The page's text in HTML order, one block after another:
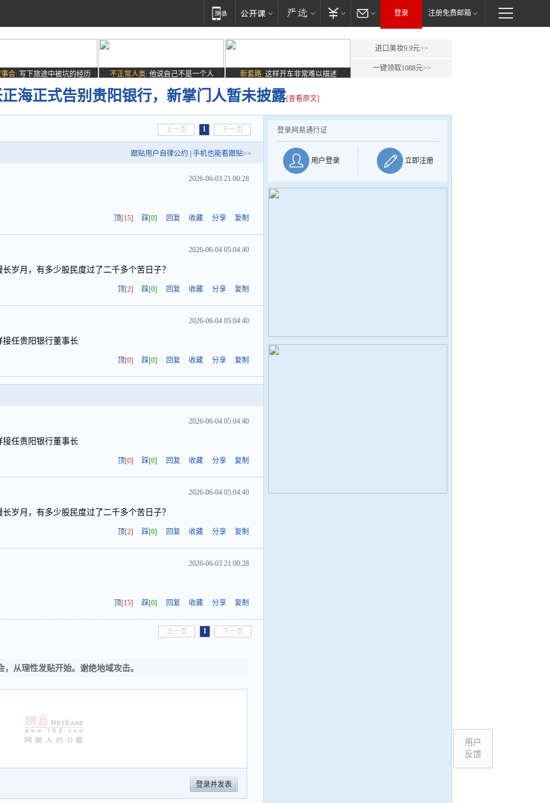
登录 注册免费邮箱
会: 写下旅途中被坑的经历 不正常人类: 他说自己不是一个人 新套路: 这样开车非常难以描述
进口美妆9.9元>>
一键领取1088元>>
海正式告别贵阳银行，新掌门人暂未披露[查看原文]
上一页 1 下一页
跟贴用户自律公约 手机也能看跟贴>>
2026-06-03 21:00:28
顶[15] 踩[0] 回复 收藏 分享 复制
2026-06-04 05:04:40
岁月，有多少股民度过了二千多个苦日子？
顶[2] 踩[0] 回复 收藏 分享 复制
2026-06-04 05:04:40
任贵阳银行董事长
顶[0] 踩[0] 回复 收藏 分享 复制
2026-06-04 05:04:40
任贵阳银行董事长
顶[0] 踩[0] 回复 收藏 分享 复制
2026-06-04 05:04:40
岁月，有多少股民度过了二千多个苦日子？
顶[2] 踩[0] 回复 收藏 分享 复制
2026-06-03 21:00:28
顶[15] 踩[0] 回复 收藏 分享 复制
上一页 1 下一页
，从理性发贴开始。谢绝地域攻击。
登录并发表
登录网易通行证
用户登录 立即注册
用户
反馈